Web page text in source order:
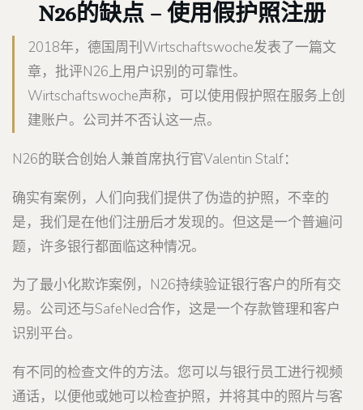
N26的缺点 – 使用假护照注册
2018年，德国周刊Wirtschaftswoche发表了一篇文
章，批评N26上用户识别的可靠性。
Wirtschaftswoche声称，可以使用假护照在服务上创
建账户。公司并不否认这一点。
N26的联合创始人兼首席执行官Valentin Stalf：
确实有案例，人们向我们提供了伪造的护照，不幸的
是，我们是在他们注册后才发现的。但这是一个普遍问
题，许多银行都面临这种情况。
为了最小化欺诈案例，N26持续验证银行客户的所有交
易。公司还与SafeNed合作，这是一个存款管理和客户
识别平台。
有不同的检查文件的方法。您可以与银行员工进行视频
通话，以便他或她可以检查护照，并将其中的照片与客